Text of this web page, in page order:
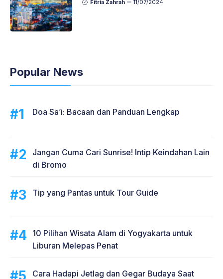
Fitria Zahrah 11/07/2024
Popular News
Doa Sa’i: Bacaan dan Panduan Lengkap
Jangan Cuma Cari Sunrise! Intip Keindahan Lain
di Bromo
Tip yang Pantas untuk Tour Guide
10 Pilihan Wisata Alam di Yogyakarta untuk
Liburan Melepas Penat
Cara Hadapi Jetlag dan Gegar Budaya Saat